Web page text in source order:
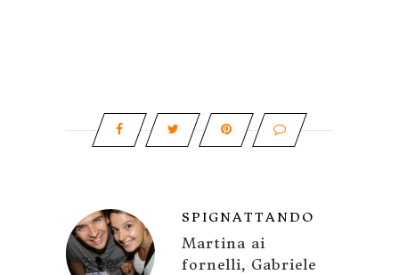
SPIGNATTANDO
Martina ai
fornelli, Gabriele